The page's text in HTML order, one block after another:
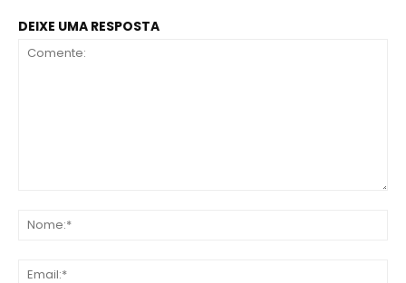
DEIXE UMA RESPOSTA